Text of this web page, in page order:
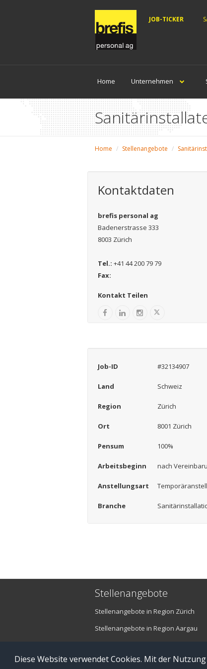
Diese Website verwendet Cookies. Mit der
JOB-TICKER
Home Unternehmen
Home Stellenangebote
Kontaktdaten
brefis personal ag
Badenerstrasse 333
8003 Zürich
Tel.: +41 44 200 79 79
Fax:
Kontakt Teilen
Job-ID #32134907
Land Schweiz
Region Zürich
Ort 8001 Zürich
Pensum 100%
Arbeitsbeginn nach
Anstellungsart
Branche
Stellenangebote
Stellenangebote in Region Zürich
Stellenangebote in Region Aargau